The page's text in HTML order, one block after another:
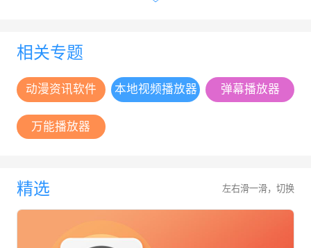
相关专题
动漫资讯软件 本地视频播放器 弹幕播放器
万能播放器
精选 左右滑一滑，切换